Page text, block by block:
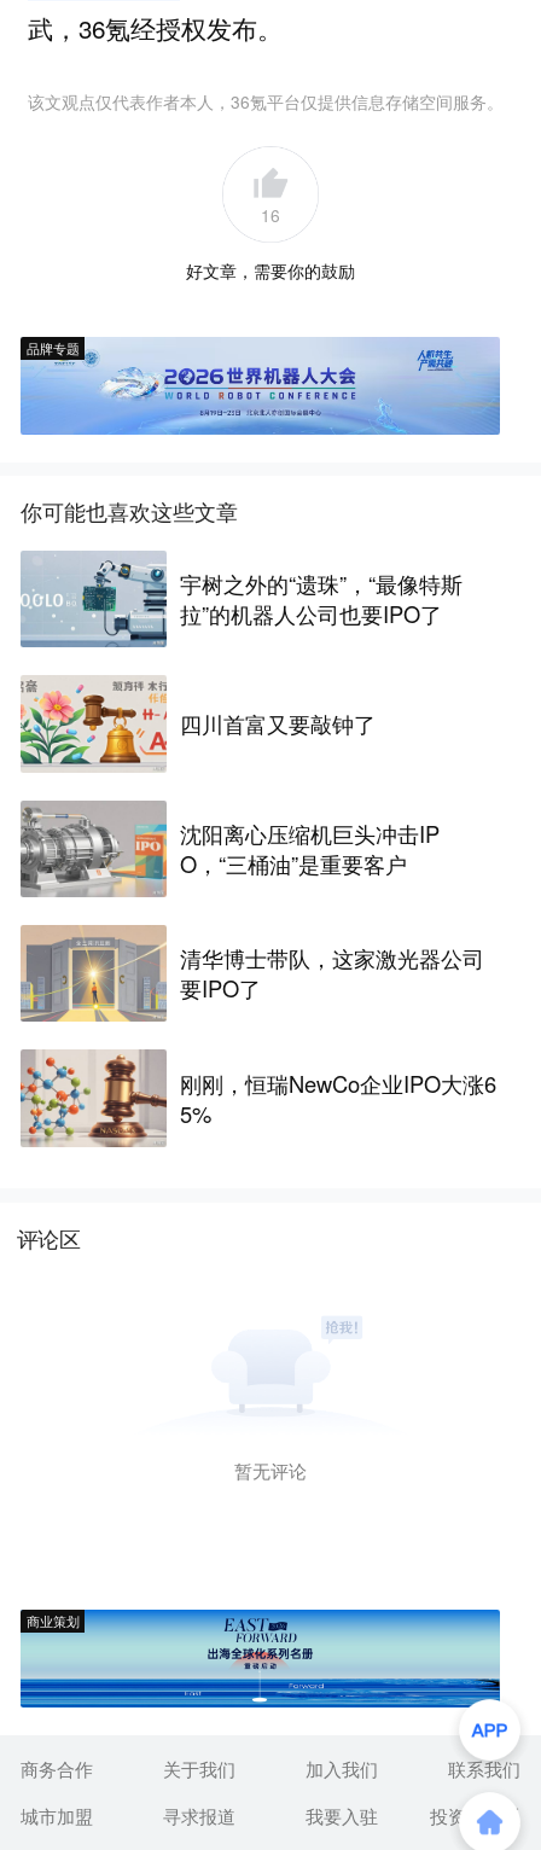
武，36氪经授权发布。
该文观点仅代表作者本人，36氪平台仅提供信息存储空间服务。
16
好文章，需要你的鼓励
品牌专题
你可能也喜欢这些文章
宇树之外的“遗珠”，“最像特斯
拉”的机器人公司也要IPO了
四川首富又要敲钟了
沈阳离心压缩机巨头冲击IP
O，“三桶油”是重要客户
清华博士带队，这家激光器公司
要IPO了
刚刚，恒瑞NewCo企业IPO大涨6
5%
评论区
暂无评论
商业策划
商务合作 关于我们 加入我们
联系我们
城市加盟
寻求报道 我要入驻 投资者关系